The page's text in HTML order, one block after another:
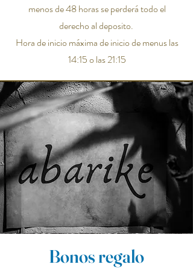
menos de 48 horas se perderá todo el
derecho al deposito.
Hora de inicio máxima de inicio de menus las
14:15 o las 21:15
Bonos regalo